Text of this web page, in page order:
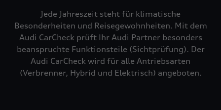
Jede Jahreszeit steht für klimatische
Besonderheiten und Reisegewohnheiten. Mit dem
Audi CarCheck prüft Ihr Audi Partner besonders
beanspruchte Funktionsteile (Sichtprüfung). Der
Audi CarCheck wird für alle Antriebsarten
(Verbrenner, Hybrid und Elektrisch) angeboten.